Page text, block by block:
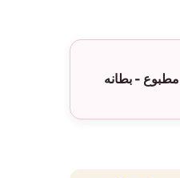
- بطانه